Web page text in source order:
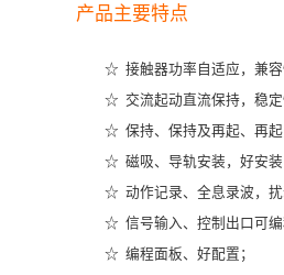
产品主要特点
☆ 接触器功率自适应，兼容
☆ 交流起动直流保持，稳定
☆ 保持、保持及再起、再
☆ 磁吸、导轨安装，好安装
☆ 动作记录、全息录波，扰
☆ 信号输入、控制出口可编
☆ 编程面板、好配置；